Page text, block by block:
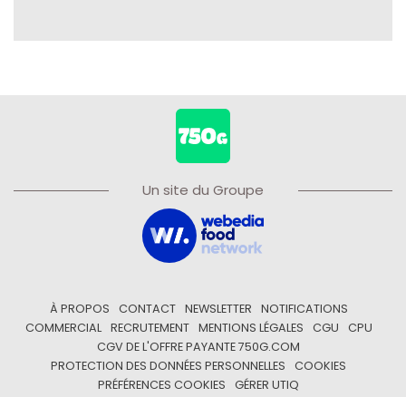
Un site du Groupe
À PROPOS CONTACT NEWSLETTER
NOTIFICATIONS
COMMERCIAL
RECRUTEMENT MENTIONS LÉGALES CGU
CPU
CGV DE L'OFFRE PAYANTE 750G.COM
PROTECTION DES DONNÉES PERSONNELLES
COOKIES
PRÉFÉRENCES COOKIES
GÉRER UTIQ